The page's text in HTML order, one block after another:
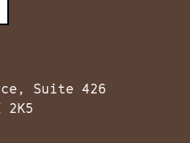
Suite 426
2K5